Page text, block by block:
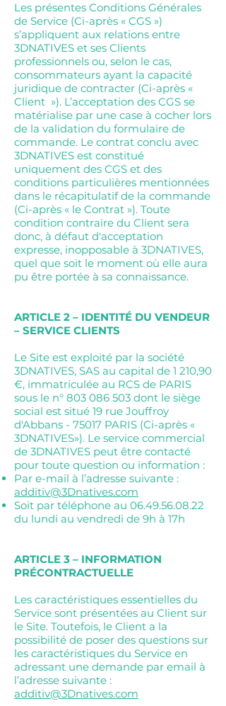
Les présentes Conditions Générales
de Service (Ci-après « CGS »)
s’appliquent aux relations entre
3DNATIVES et ses Clients
professionnels ou, selon le cas,
consommateurs ayant la capacité
juridique de contracter (Ci-après «
Client »). L’acceptation des CGS se
matérialise par une case à cocher lors
de la validation du formulaire de
commande. Le contrat conclu avec
3DNATIVES est constitué
uniquement des CGS et des
conditions particulières mentionnées
dans le récapitulatif de la commande
(Ci-après « le Contrat »). Toute
condition contraire du Client sera
donc, à défaut d'acceptation
expresse, inopposable à 3DNATIVES,
quel que soit le moment où elle aura
pu être portée à sa connaissance.
ARTICLE 2 – IDENTITÉ DU VENDEUR
– SERVICE CLIENTS
Le Site est exploité par la société
3DNATIVES, SAS au capital de 1 210,90
€, immatriculée au RCS de PARIS
sous le n° 803 086 503 dont le siège
social est situé 19 rue Jouffroy
d'Abbans - 75017 PARIS (Ci-après «
3DNATIVES»). Le service commercial
de 3DNATIVES peut être contacté
pour toute question ou information :
Par e-mail à l’adresse suivante :
additiv@3Dnatives.com
Soit par téléphone au 06.49.56.08.22
du lundi au vendredi de 9h à 17h
ARTICLE 3 – INFORMATION
PRÉCONTRACTUELLE
Les caractéristiques essentielles du
Service sont présentées au Client sur
le Site. Toutefois, le Client a la
possibilité de poser des questions sur
les caractéristiques du Service en
adressant une demande par email à
l’adresse suivante :
additiv@3Dnatives.com